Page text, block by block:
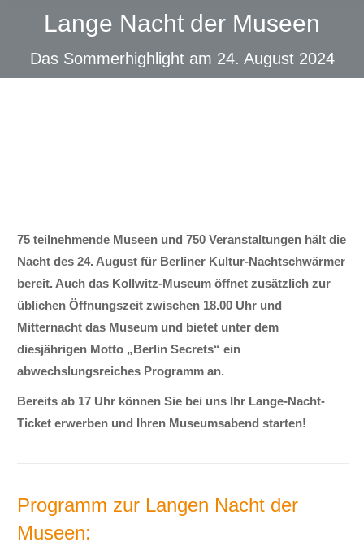
Lange Nacht der Museen
Das Sommerhighlight am 24. August 2024
75 teilnehmende Museen und 750 Veranstaltungen hält die
Nacht des 24. August für Berliner Kultur-Nachtschwärmer
bereit. Auch das Kollwitz-Museum öffnet zusätzlich zur
üblichen Öffnungszeit zwischen 18.00 Uhr und
Mitternacht das Museum und bietet unter dem
diesjährigen Motto „Berlin Secrets“ ein
abwechslungsreiches Programm an.
Bereits ab 17 Uhr können Sie bei uns Ihr Lange-Nacht-
Ticket erwerben und Ihren Museumsabend starten!
Programm zur Langen Nacht der
Museen: